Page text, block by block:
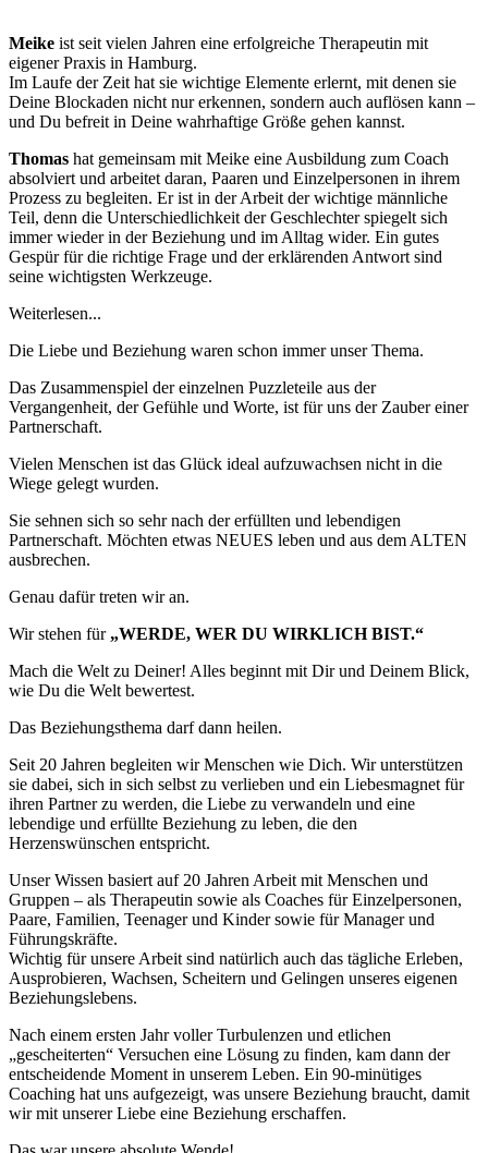
Meike ist seit vielen Jahren eine erfolgreiche Therapeutin mit
eigener Praxis in Hamburg.
Im Laufe der Zeit hat sie wichtige Elemente erlernt, mit denen sie
Deine Blockaden nicht nur erkennen, sondern auch auflösen kann –
und Du befreit in Deine wahrhaftige Größe gehen kannst.
Thomas hat gemeinsam mit Meike eine Ausbildung zum Coach
absolviert und arbeitet daran, Paaren und Einzelpersonen in ihrem
Prozess zu begleiten. Er ist in der Arbeit der wichtige männliche
Teil, denn die Unterschiedlichkeit der Geschlechter spiegelt sich
immer wieder in der Beziehung und im Alltag wider. Ein gutes
Gespür für die richtige Frage und der erklärenden Antwort sind
seine wichtigsten Werkzeuge.
Weiterlesen...
Die Liebe und Beziehung waren schon immer unser Thema.
Das Zusammenspiel der einzelnen Puzzleteile aus der
Vergangenheit, der Gefühle und Worte, ist für uns der Zauber einer
Partnerschaft.
Vielen Menschen ist das Glück ideal aufzuwachsen nicht in die
Wiege gelegt wurden.
Sie sehnen sich so sehr nach der erfüllten und lebendigen
Partnerschaft. Möchten etwas NEUES leben und aus dem ALTEN
ausbrechen.
Genau dafür treten wir an.
Wir stehen für „WERDE, WER DU WIRKLICH BIST.“
Mach die Welt zu Deiner! Alles beginnt mit Dir und Deinem Blick,
wie Du die Welt bewertest.
Das Beziehungsthema darf dann heilen.
Seit 20 Jahren begleiten wir Menschen wie Dich. Wir unterstützen
sie dabei, sich in sich selbst zu verlieben und ein Liebesmagnet für
ihren Partner zu werden, die Liebe zu verwandeln und eine
lebendige und erfüllte Beziehung zu leben, die den
Herzenswünschen entspricht.
Unser Wissen basiert auf 20 Jahren Arbeit mit Menschen und
Gruppen – als Therapeutin sowie als Coaches für Einzelpersonen,
Paare, Familien, Teenager und Kinder sowie für Manager und
Führungskräfte.
Wichtig für unsere Arbeit sind natürlich auch das tägliche Erleben,
Ausprobieren, Wachsen, Scheitern und Gelingen unseres eigenen
Beziehungslebens.
Nach einem ersten Jahr voller Turbulenzen und etlichen
„gescheiterten“ Versuchen eine Lösung zu finden, kam dann der
entscheidende Moment in unserem Leben. Ein 90-minütiges
Coaching hat uns aufgezeigt, was unsere Beziehung braucht, damit
wir mit unserer Liebe eine Beziehung erschaffen.